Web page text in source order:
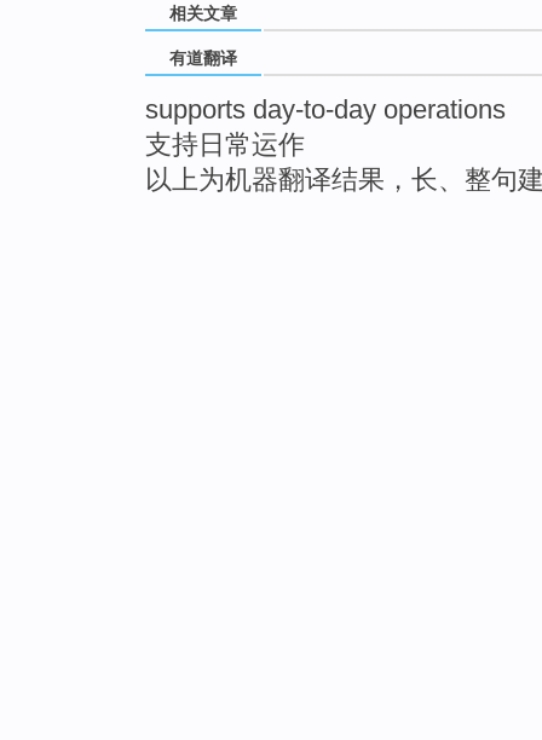
相关文章
有道翻译
supports day-to-day operations
支持日常运作
以上为机器翻译结果，长、整句